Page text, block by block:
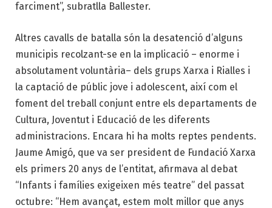
farciment”, subratlla Ballester.
Altres cavalls de batalla són la desatenció d’alguns
municipis recolzant-se en la implicació – enorme i
absolutament voluntària– dels grups Xarxa i Rialles i
la captació de públic jove i adolescent, així com el
foment del treball conjunt entre els departaments de
Cultura, Joventut i Educació de les diferents
administracions. Encara hi ha molts reptes pendents.
Jaume Amigó, que va ser president de Fundació Xarxa
els primers 20 anys de l’entitat, afirmava al debat
“Infants i famílies exigeixen més teatre” del passat
octubre: “Hem avançat, estem molt millor que anys